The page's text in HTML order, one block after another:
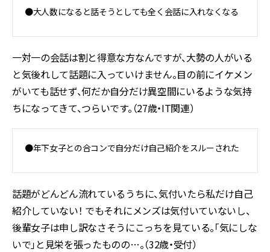
●大人数になると話そうとしても全く会話に入れなくなる
一対一の会話は割と得意な方なんですが、大勢の人がいる
と気後れして話題に入っていけません。目の前にイケメン
がいても話せず、何だか自分だけ異空間にいるような気持
ちになってきて、つらいです。（27歳・IT関連）
●年下女子との合コンで自分だけ自己紹介をスルーされた
話題がどんどん流れているうちに、気付いたら私だけ自己
紹介していない！ でもそれにメンズは気付いていないし、
後輩女子は申し訳なさそうにこっちを見ている。「気にしな
いで」と見栄を張ったものの…。（32歳・受付）